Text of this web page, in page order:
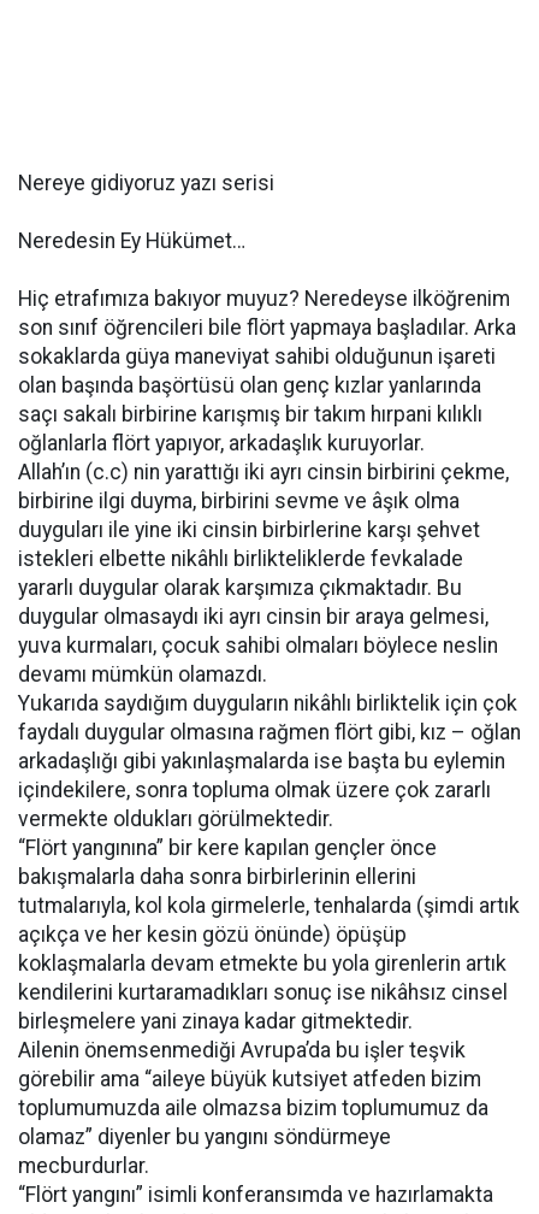
Nereye gidiyoruz yazı serisi
Neredesin Ey Hükümet…
Hiç etrafımıza bakıyor muyuz? Neredeyse ilköğrenim
son sınıf öğrencileri bile flört yapmaya başladılar. Arka
sokaklarda güya maneviyat sahibi olduğunun işareti
olan başında başörtüsü olan genç kızlar yanlarında
saçı sakalı birbirine karışmış bir takım hırpani kılıklı
oğlanlarla flört yapıyor, arkadaşlık kuruyorlar.
Allah’ın (c.c) nin yarattığı iki ayrı cinsin birbirini çekme,
birbirine ilgi duyma, birbirini sevme ve âşık olma
duyguları ile yine iki cinsin birbirlerine karşı şehvet
istekleri elbette nikâhlı birlikteliklerde fevkalade
yararlı duygular olarak karşımıza çıkmaktadır. Bu
duygular olmasaydı iki ayrı cinsin bir araya gelmesi,
yuva kurmaları, çocuk sahibi olmaları böylece neslin
devamı mümkün olamazdı.
Yukarıda saydığım duyguların nikâhlı birliktelik için çok
faydalı duygular olmasına rağmen flört gibi, kız – oğlan
arkadaşlığı gibi yakınlaşmalarda ise başta bu eylemin
içindekilere, sonra topluma olmak üzere çok zararlı
vermekte oldukları görülmektedir.
“Flört yangınına” bir kere kapılan gençler önce
bakışmalarla daha sonra birbirlerinin ellerini
tutmalarıyla, kol kola girmelerle, tenhalarda (şimdi artık
açıkça ve her kesin gözü önünde) öpüşüp
koklaşmalarla devam etmekte bu yola girenlerin artık
kendilerini kurtaramadıkları sonuç ise nikâhsız cinsel
birleşmelere yani zinaya kadar gitmektedir.
Ailenin önemsenmediği Avrupa’da bu işler teşvik
görebilir ama “aileye büyük kutsiyet atfeden bizim
toplumumuzda aile olmazsa bizim toplumumuz da
olamaz” diyenler bu yangını söndürmeye
mecburdurlar.
“Flört yangını” isimli konferansımda ve hazırlamakta